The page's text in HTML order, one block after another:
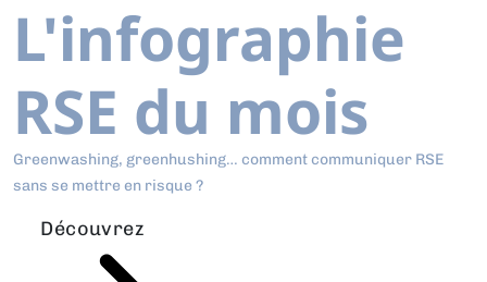
L'infographie
RSE du mois
Greenwashing, greenhushing… comment communiquer RSE
sans se mettre en risque ?
Découvrez